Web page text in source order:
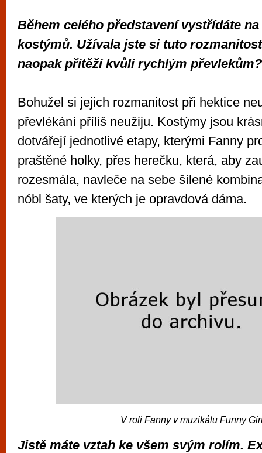
Během celého představení vystřídáte
kostýmů. Užívala jste si tuto
naopak přítěží kvůli rychlým převlekům?
Bohužel si jejich rozmanitost při hektice
převlékání příliš neužiju. Kostýmy jsou
dotvářejí jednotlivé etapy, kterými Fanny
praštěné holky, přes herečku, která, aby
rozesmála, navleče na sebe šílené
nóbl šaty, ve kterých je opravdová dáma.
V roli Fanny v muzikálu Funny
Jistě máte vztah ke všem svým rolím.